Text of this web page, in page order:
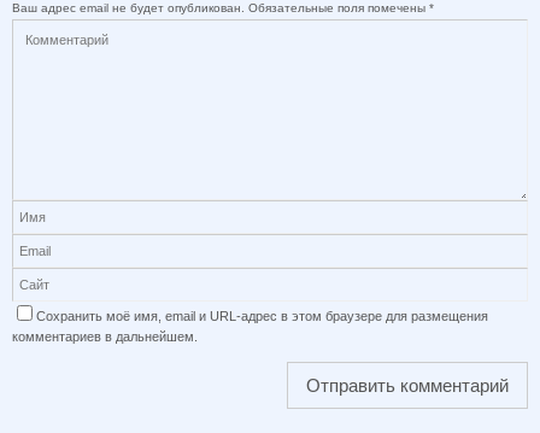
Ваш адрес email не будет опубликован. Обязательные поля помечены *
Сохранить моё имя, email и URL-адрес в этом браузере для размещения
комментариев в дальнейшем.